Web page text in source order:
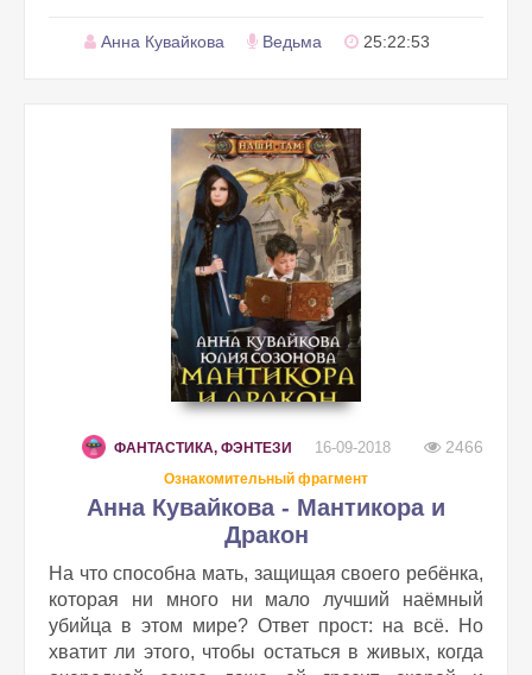
Анна Кувайкова Ведьма 25:22:53
ФАНТАСТИКА, ФЭНТЕЗИ 16-09-2018 2466
Ознакомительный фрагмент
Анна Кувайкова - Мантикора и
Дракон
На что способна мать, защищая своего ребёнка,
которая ни много ни мало лучший наёмный
убийца в этом мире? Ответ прост: на всё. Но
хватит ли этого, чтобы остаться в живых, когда